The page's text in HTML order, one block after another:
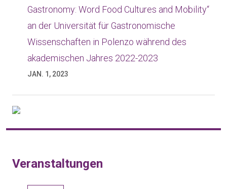
Gastronomy: Word Food Cultures and Mobility“
an der Universität für Gastronomische
Wissenschaften in Polenzo während des
akademischen Jahres 2022-2023
JAN. 1, 2023
Veranstaltungen